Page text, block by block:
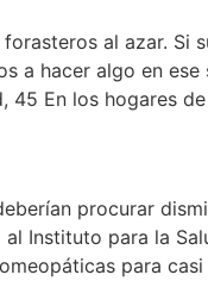
al azar.
a hacer algo en
45 En los hogares
procurar
Instituto para la
para